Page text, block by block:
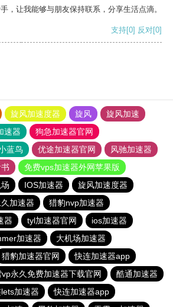
，让我能够与朋友保持联系，分享生活点滴。
支持[0] 反对[0]
旋风加速度器 旋风
旋风加速
速器
狗急加速器官网
蓝鸟 优途加速器官网
风驰加速器
免费vps加速器外网苹果版
IOS加速器
旋风加速度器
加速器
猎豹nvp加速器
器 tyl加速器官网
ios加速器
加速器
大机场加速器
猎豹加速器官网
快连加速器app
永久免费加速器下载官网
酷通加速器
加速器
快连加速器app